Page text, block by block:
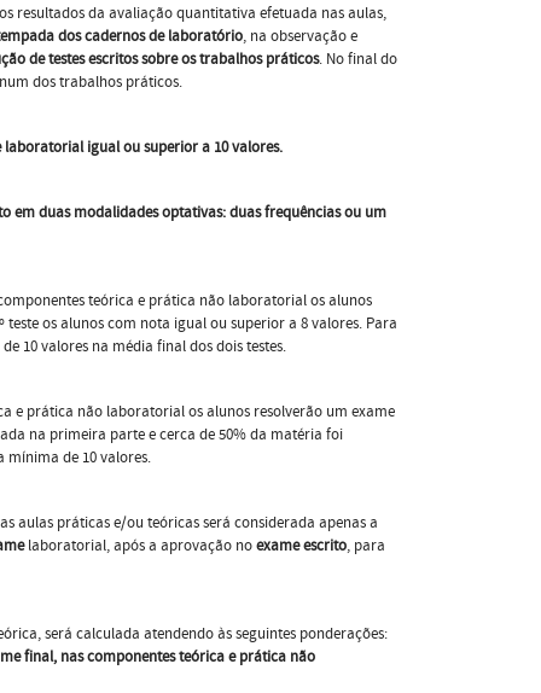
resultados da avaliação quantitativa efetuada nas aulas,
dos cadernos de laboratório, na observação e
de testes escritos sobre os trabalhos práticos. No final do
dos trabalhos práticos.
igual ou superior a 10 valores.
duas modalidades optativas: duas frequências ou um
teórica e prática não laboratorial os alunos
os alunos com nota igual ou superior a 8 valores. Para
10 valores na média final dos dois testes.
e prática não laboratorial os alunos resolverão um exame
na primeira parte e cerca de 50% da matéria foi
mínima de 10 valores.
aulas práticas e/ou teóricas será considerada apenas a
laboratorial, após a aprovação noexame escrito, para
será calculada atendendo às seguintes ponderações:
final, nas componentes teórica e prática não